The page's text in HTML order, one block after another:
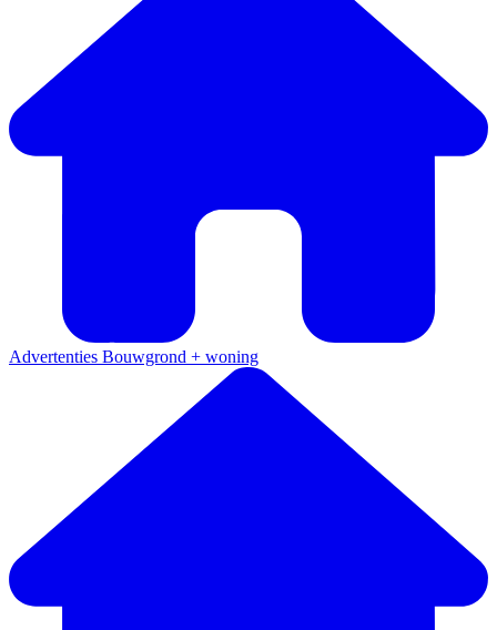
Advertenties Bouwgrond + woning